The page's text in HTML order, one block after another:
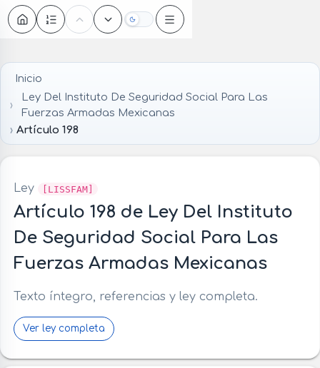
Oscuro
Inicio
Ley Del Instituto De Seguridad Social Para Las
Fuerzas Armadas Mexicanas
Artículo 198
Ley [LISSFAM]
Artículo 198 de Ley Del Instituto
De Seguridad Social Para Las
Fuerzas Armadas Mexicanas
Texto íntegro, referencias y ley completa.
Ver ley completa